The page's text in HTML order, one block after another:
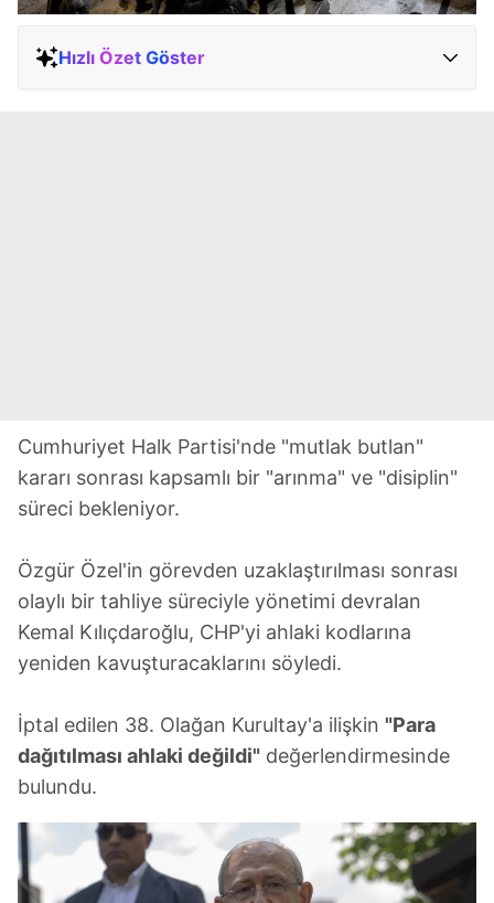
Hızlı Özet Göster
Cumhuriyet Halk Partisi'nde "mutlak butlan"
kararı sonrası kapsamlı bir "arınma" ve "disiplin"
süreci bekleniyor.
Özgür Özel'in görevden uzaklaştırılması sonrası
olaylı bir tahliye süreciyle yönetimi devralan
Kemal Kılıçdaroğlu, CHP'yi ahlaki kodlarına
yeniden kavuşturacaklarını söyledi.
İptal edilen 38. Olağan Kurultay'a ilişkin "Para
dağıtılması ahlaki değildi" değerlendirmesinde
bulundu.